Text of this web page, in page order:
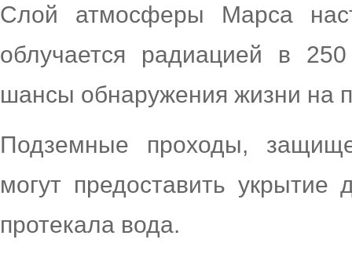
Слой атмосферы Марса
облучается радиацией в
шансы обнаружения жизни на
Подземные проходы,
могут предоставить
протекала вода.